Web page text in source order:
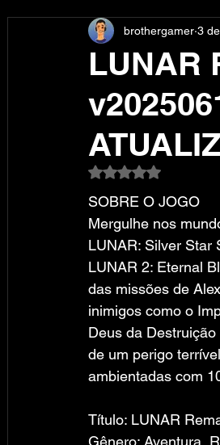
Emuladores Sobre nos
LUNAR
brothergamer 3
Avaliado com NaN
SOBRE O JOGO
Mergulhe nos
LUNAR: Silver Star
LUNAR 2: Eternal
das missões de
inimigos como o
Deus da
de um perigo
ambientadas com
Título: LUNAR
Gênero: Aventura,